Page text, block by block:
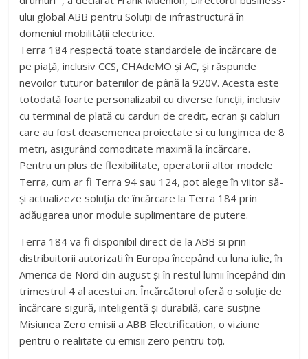
ului global ABB pentru Soluții de infrastructură în
domeniul mobilității electrice.
Terra 184 respectă toate standardele de încărcare de
pe piață, inclusiv CCS, CHAdeMO și AC, și răspunde
nevoilor tuturor bateriilor de până la 920V. Acesta este
totodată foarte personalizabil cu diverse funcții, inclusiv
cu terminal de plată cu carduri de credit, ecran și cabluri
care au fost deasemenea proiectate si cu lungimea de 8
metri, asigurând comoditate maximă la încărcare.
Pentru un plus de flexibilitate, operatorii altor modele
Terra, cum ar fi Terra 94 sau 124, pot alege în viitor să-
și actualizeze soluția de încărcare la Terra 184 prin
adăugarea unor module suplimentare de putere.
Terra 184 va fi disponibil direct de la ABB si prin
distribuitorii autorizati în Europa începând cu luna iulie, în
America de Nord din august și în restul lumii începând din
trimestrul 4 al acestui an. Încărcătorul oferă o soluție de
încărcare sigură, inteligentă și durabilă, care susține
Misiunea Zero emisii a ABB Electrification, o viziune
pentru o realitate cu emisii zero pentru toți.